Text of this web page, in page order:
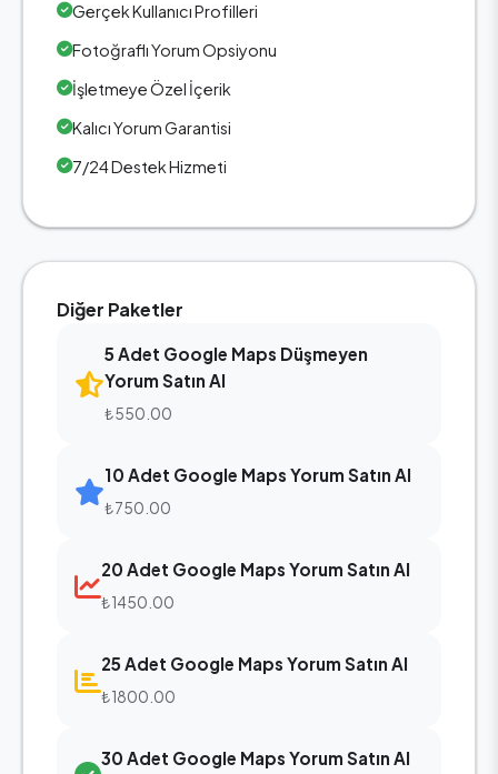
Gerçek Kullanıcı Profilleri
Fotoğraflı Yorum Opsiyonu
İşletmeye Özel İçerik
Kalıcı Yorum Garantisi
7/24 Destek Hizmeti
Diğer Paketler
5 Adet Google Maps Düşmeyen
Yorum Satın Al
₺550.00
10 Adet Google Maps Yorum Satın Al
₺750.00
20 Adet Google Maps Yorum Satın Al
₺1450.00
25 Adet Google Maps Yorum Satın Al
₺1800.00
30 Adet Google Maps Yorum Satın Al